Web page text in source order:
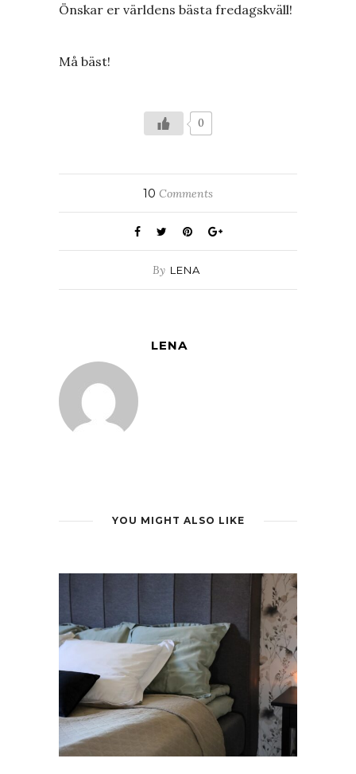
Önskar er världens bästa fredagskväll!
Må bäst!
0
10 Comments
By LENA
LENA
YOU MIGHT ALSO LIKE